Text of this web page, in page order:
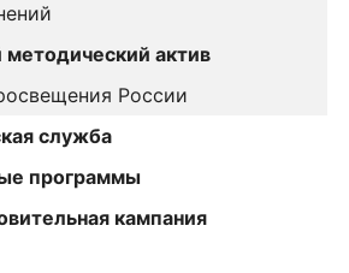
методический актив
России
служба
программы
кампания